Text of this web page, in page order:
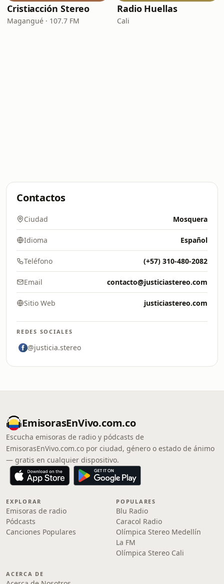
Cristiacción Stereo
Magangué · 107.7 FM
Radio Huellas
Cali
Contactos
Ciudad Mosquera
Idioma Español
Teléfono (+57) 310-480-2082
Email contacto@justiciastereo.com
Sitio Web justiciastereo.com
REDES SOCIALES
@justicia.stereo
EmisorasEnVivo.com.co
Escucha emisoras de radio y pódcasts de
EmisorasEnVivo.com.co por ciudad, género o estado de ánimo
— gratis en cualquier dispositivo.
EXPLORAR
Emisoras de radio
Pódcasts
Canciones Populares
POPULARES
Blu Radio
Caracol Radio
Olímpica Stereo Medellín
La FM
Olímpica Stereo Cali
ACERCA DE